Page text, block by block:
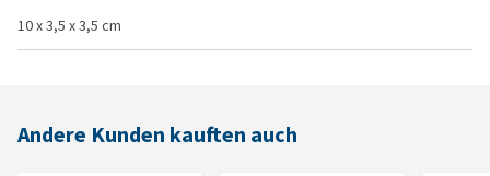
10 x 3,5 x 3,5 cm
Andere Kunden kauften auch